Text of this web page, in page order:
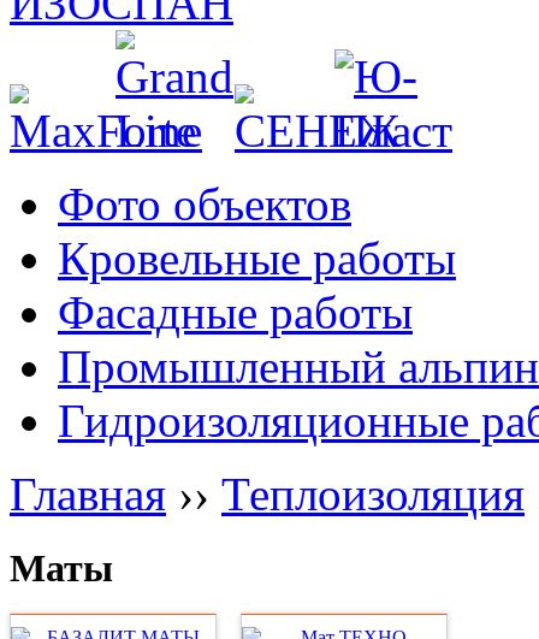
Фото объектов
Кровельные работы
Фасадные работы
Промышленный
Гидроизоляционные
Главная ›› Теплоизоляция
Маты